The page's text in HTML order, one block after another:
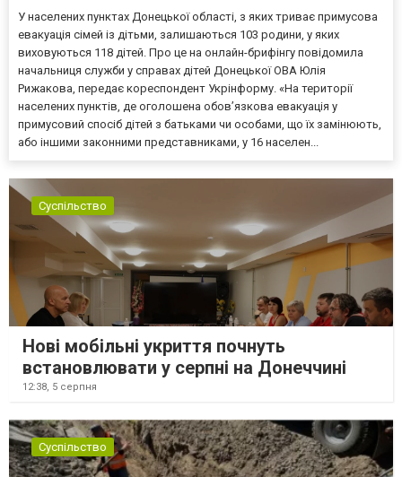
У населених пунктах Донецької області, з яких триває примусова
евакуація сімей із дітьми, залишаються 103 родини, у яких
виховуються 118 дітей. Про це на онлайн-брифінгу повідомила
начальниця служби у справах дітей Донецької ОВА Юлія
Рижакова, передає кореспондент Укрінформу. «На території
населених пунктів, де оголошена обов’язкова евакуація у
примусовий спосіб дітей з батьками чи особами, що їх замінюють,
або іншими законними представниками, у 16 населен...
Суспільство
Нові мобільні укриття почнуть
встановлювати у серпні на Донеччині
12:38, 5 серпня
Суспільство